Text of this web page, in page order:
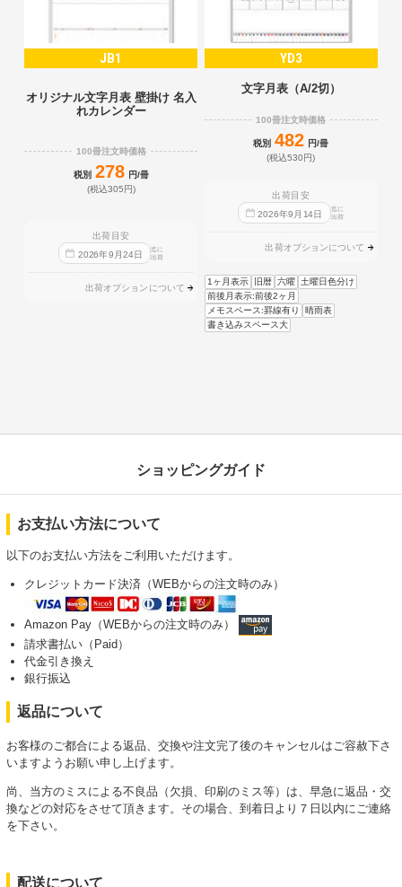
JB1
オリジナル文字月表 壁掛け 名入
れカレンダー
100冊注文時価格
税別 278 円/冊
(税込305円)
出荷目安
2026年9 月24日
迄に
出荷
出荷オプションについて
YD3
文字月表（A/2切）
100冊注文時価格
税別 482 円/冊
(税込530円)
出荷目安
2026年9 月 14日
迄に
出荷
出荷オプションについて
1ヶ月表示 旧暦 六曜 土曜日色分け
前後月表示:前後2ヶ月
メモスペース:罫線有り
晴雨表
書き込みスペース大
ショッピングガイド
お支払い方法について
以下のお支払い方法をご利用いただけます。
クレジットカード決済（WEBからの注文時のみ）
Amazon Pay（WEBからの注文時のみ）
請求書払い（Paid）
代金引き換え
銀行振込
返品について
お客様のご都合による返品、交換や注文完了後のキャンセルはご容赦下さ
いますようお願い申し上げます。
尚、当方のミスによる不良品（欠損、印刷のミス等）は、早急に返品・交
換などの対応をさせて頂きます。その場合、到着日より７日以内にご連絡
を下さい。
配送について